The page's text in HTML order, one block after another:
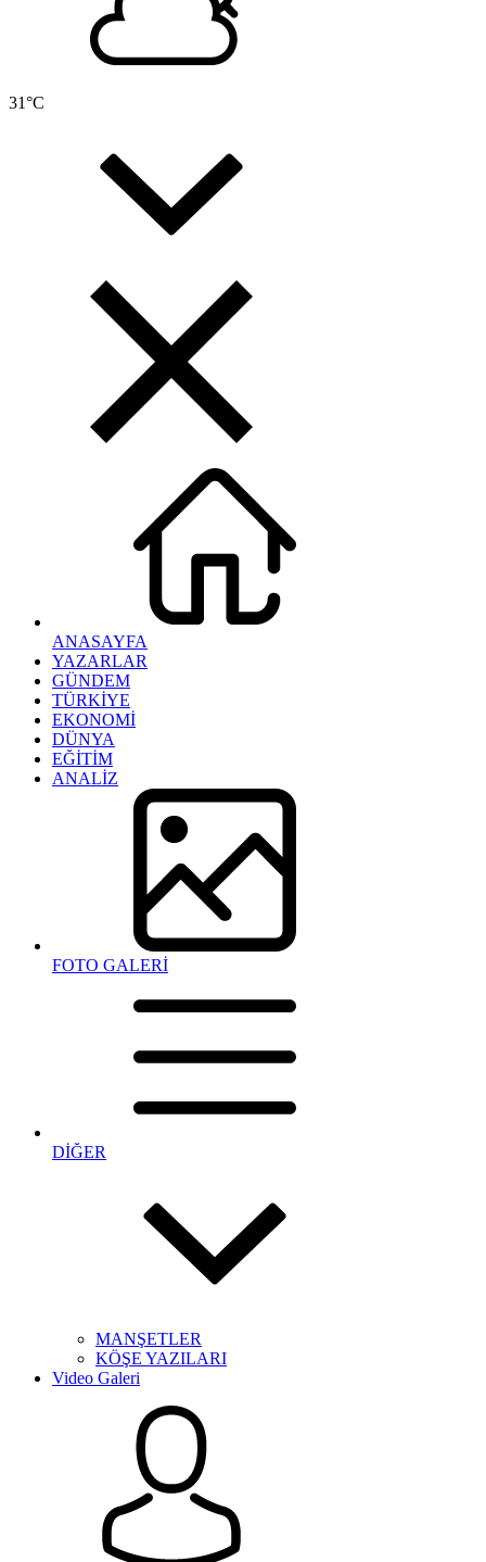
31°C
ANASAYFA
YAZARLAR
GÜNDEM
TÜRKİYE
EKONOMİ
DÜNYA
EĞİTİM
ANALİZ
FOTO GALERİ
DİĞER
MANŞETLER
KÖŞE YAZILARI
Video Galeri